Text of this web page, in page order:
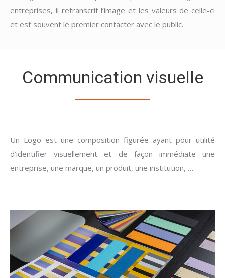
entreprises, il retranscrit l’image et les valeurs de celle-ci
et est souvent le premier contacter avec le public.
Communication visuelle
Un Logo est une composition figurée ayant pour utilité
d’identifier visuellement et de façon immédiate une
entreprise, une marque, un produit, une institution, …